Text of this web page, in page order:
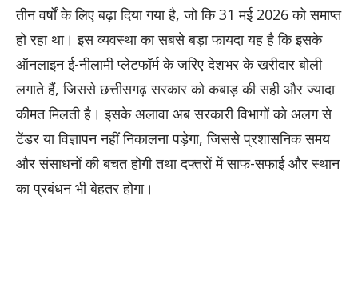
तीन वर्षों के लिए बढ़ा दिया गया है, जो कि 31 मई 2026 को समाप्त
हो रहा था। इस व्यवस्था का सबसे बड़ा फायदा यह है कि इसके
ऑनलाइन ई-नीलामी प्लेटफॉर्म के जरिए देशभर के खरीदार बोली
लगाते हैं, जिससे छत्तीसगढ़ सरकार को कबाड़ की सही और ज्यादा
कीमत मिलती है। इसके अलावा अब सरकारी विभागों को अलग से
टेंडर या विज्ञापन नहीं निकालना पड़ेगा, जिससे प्रशासनिक समय
और संसाधनों की बचत होगी तथा दफ्तरों में साफ-सफाई और स्थान
का प्रबंधन भी बेहतर होगा।